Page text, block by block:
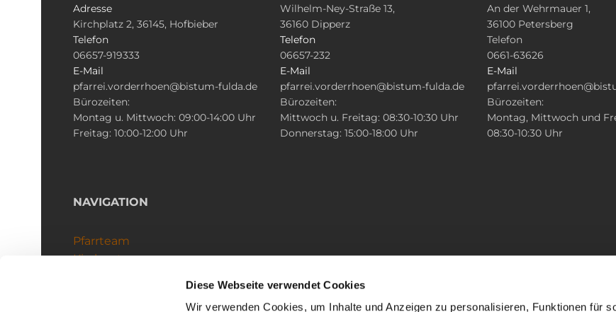
Diese Webseite verwendet Cookies
Wir verwenden Cookies, um Inhalte und Anzeigen zu personalisieren, Funktionen für
Adresse
Kirchplatz 2, 36145, Hofbieber
Telefon
06657-919333
E-Mail
pfarrei.vorderrhoen@bistum-fulda.de
Bürozeiten:
Montag u. Mittwoch: 09:00-14:00 Uhr
Freitag: 10:00-12:00 Uhr
Wilhelm-Ney-Straße 13,
36160 Dipperz
Telefon
06657-232
E-Mail
pfarrei.vorderrhoen@bistum-fulda.de
Bürozeiten:
Mittwoch u. Freitag: 08:30-10:30 Uhr
Donnerstag: 15:00-18:00 Uhr
An der Wehrmauer 1,
36100 Petersberg
Telefon
0661-63626
E-Mail
Bürozeiten:
Montag, Mittwoch und
08:30-10:30 Uhr
NAVIGATION
Pfarrteam
Kirchenteams